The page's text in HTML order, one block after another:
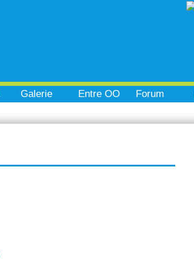
Galerie Entre OO Forum